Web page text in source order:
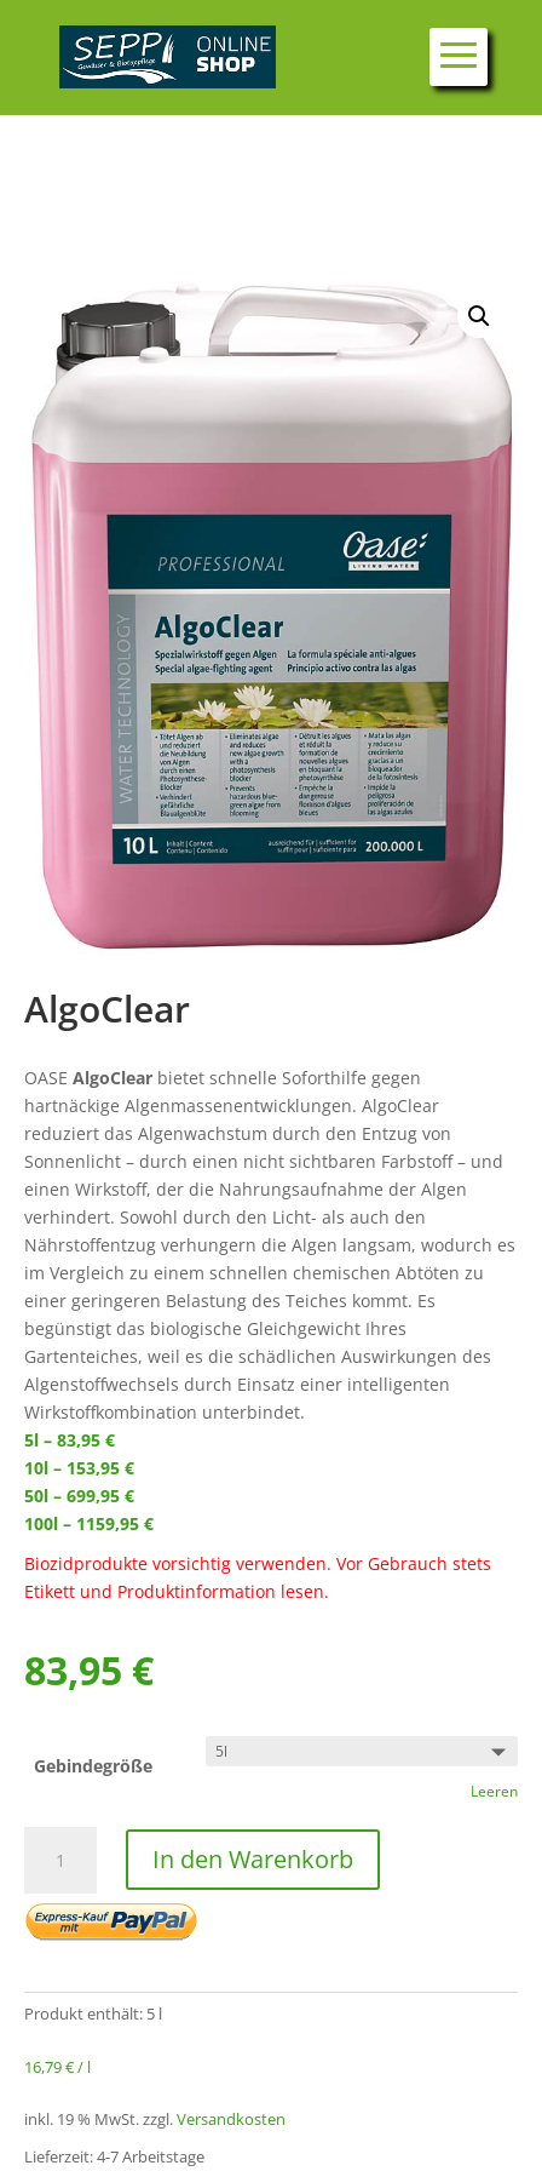
AlgoClear
OASE AlgoClear bietet schnelle Soforthilfe gegen
hartnäckige Algenmassenentwicklungen. AlgoClear
reduziert das Algenwachstum durch den Entzug von
Sonnenlicht – durch einen nicht sichtbaren Farbstoff – und
einen Wirkstoff, der die Nahrungsaufnahme der Algen
verhindert. Sowohl durch den Licht- als auch den
Nährstoffentzug verhungern die Algen langsam, wodurch es
im Vergleich zu einem schnellen chemischen Abtöten zu
einer geringeren Belastung des Teiches kommt. Es
begünstigt das biologische Gleichgewicht Ihres
Gartenteiches, weil es die schädlichen Auswirkungen des
Algenstoffwechsels durch Einsatz einer intelligenten
Wirkstoffkombination unterbindet.
5l – 83,95 €
10l – 153,95 €
50l – 699,95 €
100l – 1159,95 €
Biozidprodukte vorsichtig verwenden. Vor Gebrauch stets
Etikett und Produktinformation lesen.
83,95 €
Gebindegröße
Leeren
Menge
In den Warenkorb
Produkt enthält: 5 l
16,79€/ l
inkl. 19 % MwSt.zzgl.Versandkosten
Lieferzeit: 4-7 Arbeitstage